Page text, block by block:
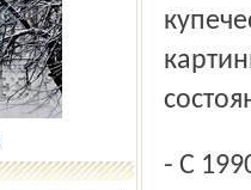
- С 1990 года вы во главе местного самоуправления